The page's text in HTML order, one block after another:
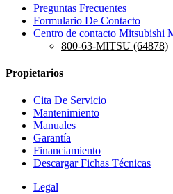
Preguntas Frecuentes
Formulario De Contacto
Centro de contacto Mitsubishi
800-63-MITSU (64878)
Propietarios
Cita De Servicio
Mantenimiento
Manuales
Garantía
Financiamiento
Descargar Fichas Técnicas
Legal